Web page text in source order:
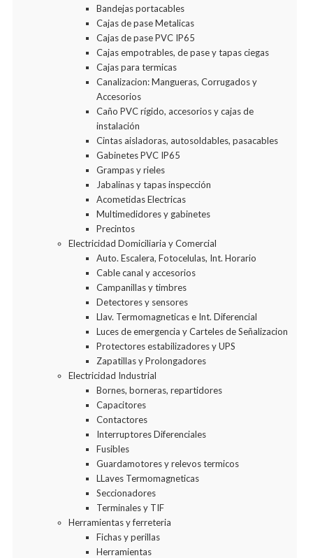
Bandejas portacables
Cajas de pase Metalicas
Cajas de pase PVC IP65
Cajas empotrables, de pase y tapas ciegas
Cajas para termicas
Canalizacion: Mangueras, Corrugados y
Accesorios
Caño PVC rígido, accesorios y cajas de
instalación
Cintas aisladoras, autosoldables, pasacables
Gabinetes PVC IP65
Grampas y rieles
Jabalinas y tapas inspección
Acometidas Electricas
Multimedidores y gabinetes
Precintos
Electricidad Domiciliaria y Comercial
Auto. Escalera, Fotocelulas, Int. Horario
Cable canal y accesorios
Campanillas y timbres
Detectores y sensores
Llav. Termomagneticas e Int. Diferencial
Luces de emergencia y Carteles de Señalizacion
Protectores estabilizadores y UPS
Zapatillas y Prolongadores
Electricidad Industrial
Bornes, borneras, repartidores
Capacitores
Contactores
Interruptores Diferenciales
Fusibles
Guardamotores y relevos termicos
LLaves Termomagneticas
Seccionadores
Terminales y TIF
Herramientas y ferreteria
Fichas y perillas
Herramientas